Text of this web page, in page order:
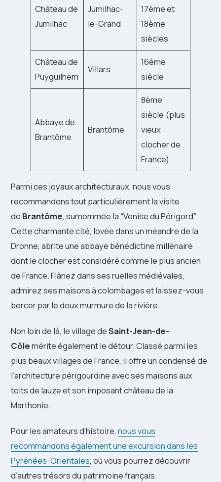
Château de
Jumilhac
Jumilhac-
le-Grand
17ème et
18ème
siècles
Château de
Puyguilhem
Villars
16ème
siècle
Abbaye de
Brantôme
Brantôme
8ème
siècle (plus
vieux
clocher de
France)
Parmi ces joyaux architecturaux, nous vous
recommandons tout particulièrement la visite
de Brantôme, surnommée la “Venise du Périgord”.
Cette charmante cité, lovée dans un méandre de la
Dronne, abrite une abbaye bénédictine millénaire
dont le clocher est considéré comme le plus ancien
de France. Flânez dans ses ruelles médiévales,
admirez ses maisons à colombages et laissez-vous
bercer par le doux murmure de la rivière.
Non loin de là, le village deSaint-Jean-de-
Côlemérite également le détour. Classé parmi les
plus beaux villages de France, il offre un condensé de
l’architecture périgourdine avec ses maisons aux
toits de lauze et son imposant château de la
Marthonie.
Pour les amateurs d’histoire, nous vous
recommandons également une excursion dans les
Pyrénées-Orientales, où vous pourrez découvrir
d’autres trésors du patrimoine français.